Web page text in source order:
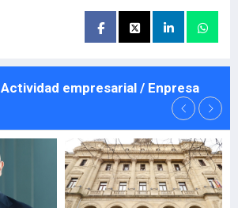
Actividad empresarial / Enpresa